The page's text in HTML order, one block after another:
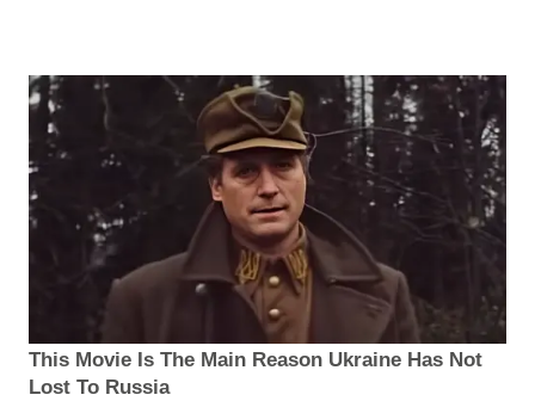
This Movie Is The Main Reason Ukraine Has Not
Lost To Russia